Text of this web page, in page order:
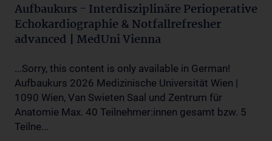
Aufbaukurs - Interdisziplinäre Perioperative
Echokardiographie & Notfallrefresher
advanced | MedUni Vienna
...Sorry, this content is only available in German!
Aufbaukurs 2026 Medizinische Universität Wien |
1090 Wien, Van Swieten Saal und Zentrum für
Anatomie Max. 40 Teilnehmer:innen gesamt bzw. 5
Teilne...